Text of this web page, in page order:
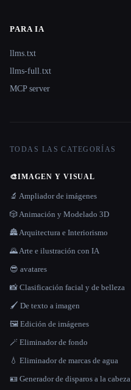
PARA IA
llms.txt
llms-full.txt
MCP server
TODAS LAS CATEGORÍAS
🎨IMAGEN Y VISUAL
🔬 Ampliador de imágenes
🎲 Animación y Modelado 3D
🏯 Arquitectura e Interiorismo
🌄 Arte e ilustración con IA
😎 avatares
📸 Clasificación facial y de belleza
🖌️ De texto a imagen
🖼️ Edición de imágenes
🪄 Eliminador de fondo
💧 Eliminador de marcas de agua
🪪 Generador de disparos a la cabeza